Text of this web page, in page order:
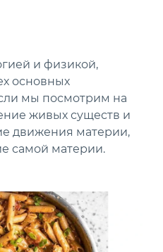
и физикой,
основных
мы посмотрим на
живых существ и
движения материи,
самой материи.